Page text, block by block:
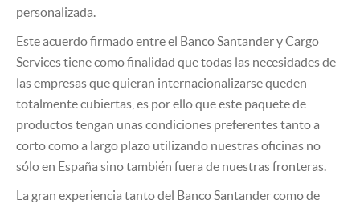
personalizada.
Este acuerdo firmado entre el Banco Santander y Cargo
Services tiene como finalidad que todas las necesidades de
las empresas que quieran internacionalizarse queden
totalmente cubiertas, es por ello que este paquete de
productos tengan unas condiciones preferentes tanto a
corto como a largo plazo utilizando nuestras oficinas no
sólo en España sino también fuera de nuestras fronteras.
La gran experiencia tanto del Banco Santander como de